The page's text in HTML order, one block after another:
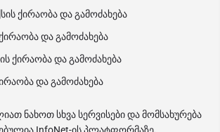
ქირაობა და გამოძახება
და გამოძახება
ქირაობა და გამოძახება
და გამოძახება
ნახოთ სხვა სერვისები და მომსახურება
InfoNet-ის პლატფორმაზე,